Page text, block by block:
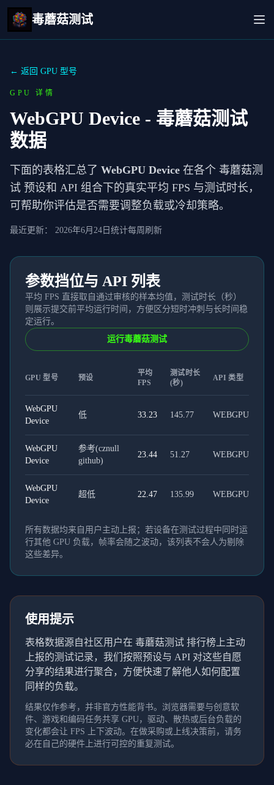
毒蘑菇测试
← 返回 GPU 型号
GPU 详情
WebGPU Device - 毒蘑菇测试
数据
下面的表格汇总了 WebGPU Device 在各个 毒蘑菇测
试 预设和 API 组合下的真实平均 FPS 与测试时长，
可帮助你评估是否需要调整负载或冷却策略。
最近更新： 2026年6月24日 统计每周刷新
参数挡位与 API 列表
平均 FPS 直接取自通过审核的样本均值，测试时长（秒）
则展示提交前平均运行时间，方便区分短时冲刺与长时间稳
定运行。
运行毒蘑菇测试
GPU 型号 预设
平均
FPS
测试时长
(秒)
API 类型
WebGPU
Device
低 33.23 145.77 WEBGPU
WebGPU
Device
参考(cznull
github)
23.44 51.27 WEBGPU
WebGPU
Device
超低 22.47 135.99 WEBGPU
所有数据均来自用户主动上报；若设备在测试过程中同时运
行其他 GPU 负载，帧率会随之波动，该列表不会人为剔除
这些差异。
使用提示
表格数据源自社区用户在 毒蘑菇测试 排行榜上主动
上报的测试记录，我们按照预设与 API 对这些自愿
分享的结果进行聚合，方便快速了解他人如何配置
同样的负载。
结果仅作参考，并非官方性能背书。浏览器需要与创意软
件、游戏和编码任务共享 GPU，驱动、散热或后台负载的
变化都会让 FPS 上下波动。在做采购或上线决策前，请务
必在自己的硬件上进行可控的重复测试。